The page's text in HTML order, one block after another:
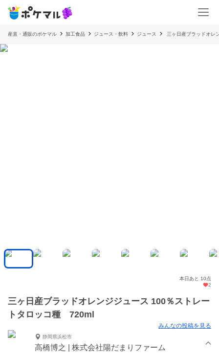
産直・通販のポケマル 加工食品 ジュース・飲料 ジュース 三ヶ日産ブラッドオ
本日あと 10点
2
三ヶ日産ブラッドオレンジジュース 100％ストレー
トタロッコ種 720ml
みんなの投稿を見る
静岡県浜松市
高橋博之 | 株式会社陽だまりファーム